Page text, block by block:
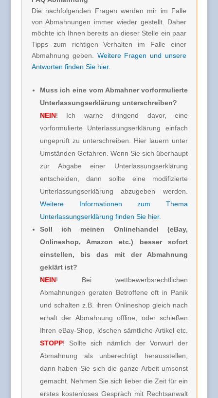
Die nachfolgenden Fragen werden mir im Falle
von Abmahnungen immer wieder gestellt. Daher
möchte ich Ihnen bereits an dieser Stelle ein paar
Tipps zum richtigen Verhalten im Falle einer
Abmahnung geben. Weitere Fragen und unsere
Antworten finden Sie hier.
Muss ich eine vom Abmahner vorformulierte
Unterlassungserklärung unterschreiben?
NEIN! Ich warne dringend davor, eine
vorformulierte Unterlassungserklärung einfach
ungeprüft zu unterschreiben. Hier lauern unter
Umständen Gefahren. Wenn Sie sich überhaupt
zur Abgabe einer Unterlassungserklärung
entscheiden, dann sollte eine modifizierte
Unterlassungserklärung abzugeben werden.
Weitere Informationen zum Thema
Unterlassungserklärung finden Sie hier.
Soll ich meinen Onlinehandel (eBay,
Onlineshop, Amazon etc.) besser sofort
einstellen, bis das mit der Abmahnung
geklärt ist?
NEIN! Bei wettbewerbsrechtlichen
Abmahnungen geraten Betroffene oft in Panik
und schalten z.B. ihren Onlineshop gleich nach
erhalt der Abmahnung offline, oder schießen
Ihren eBay-Shop, löschen sämtliche Artikel etc.
STOPP! Sollte sich nämlich der Vorwurf der
Abmahnung als unberechtigt herausstellen,
dann haben Sie sich die ganze Arbeit umsonst
gemacht. Nehmen Sie sich lieber die Zeit für ein
erstes kostenloses Gespräch mit Rechtsanwalt